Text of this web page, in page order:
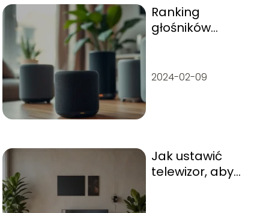
Ranking
głośników
2024-02-09
Jak ustawić
telewizor, aby